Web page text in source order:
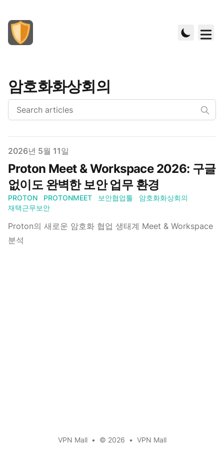
암호화화상회의
Published on
2026년 5월 11일
Proton Meet & Workspace 2026: 구글
없이도 완벽한 보안 업무 환경
PROTON PROTONMEET 보안협업툴
암호화화상회의
재택근무보안
Proton의 새로운 암호화 협업 생태계 Meet & Workspace
분석
VPN Mall • © 2026 • VPN Mall